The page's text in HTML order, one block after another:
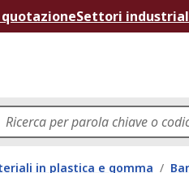
Settori
in plastica e gomma /